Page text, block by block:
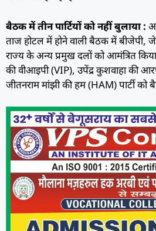
बैठक में तीन पार्टियों को नहीं बुलाया :
ताज होटल में होने वाली बैठक में बीजेपी,
राज्य के अन्य प्रमुख दलों को आमंत्रित
की वीआइपी (VIP), उपेंद्र कुशवाहा की
जीतनराम मांझी की हम (HAM) पार्टी को